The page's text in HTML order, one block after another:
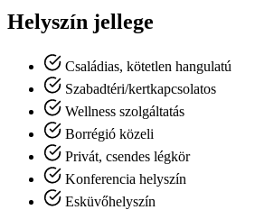
Helyszín jellege
Családias, kötetlen hangulatú
Szabadtéri/kertkapcsolatos
Wellness szolgáltatás
Borrégió közeli
Privát, csendes légkör
Konferencia helyszín
Esküvőhelyszín